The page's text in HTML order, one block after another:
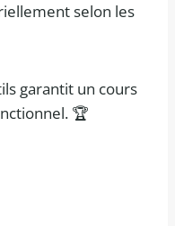
selon les
garantit un cours
🏆